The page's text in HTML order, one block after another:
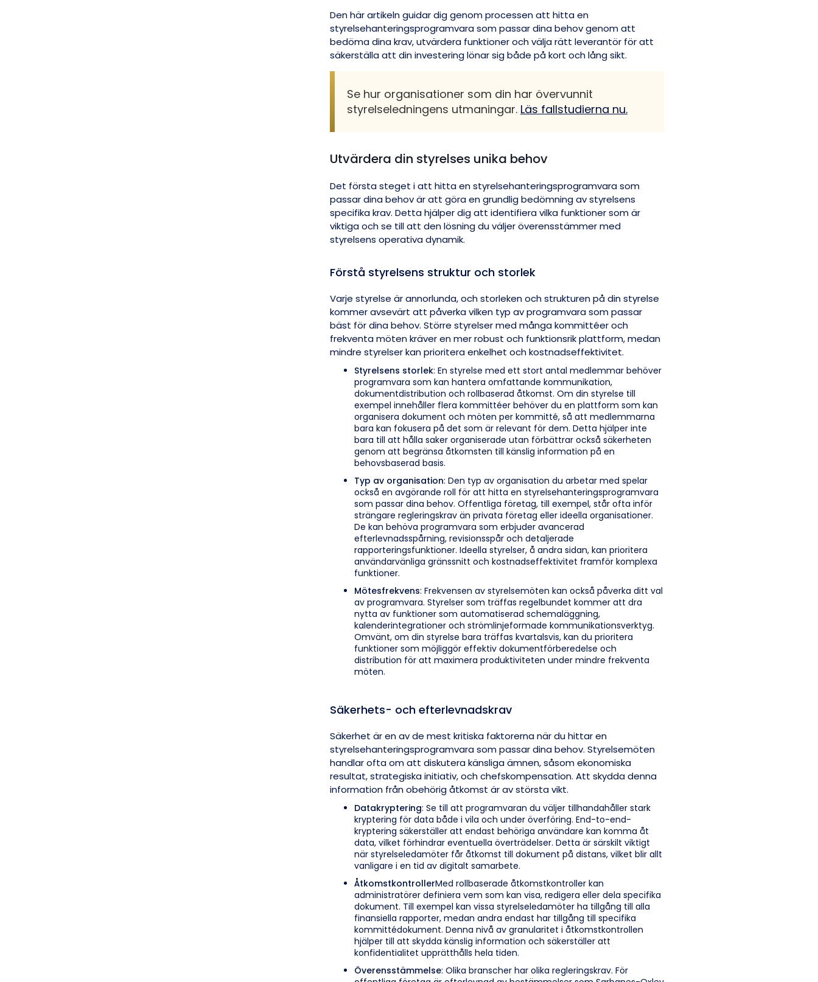
Den här artikeln guidar dig genom processen att hitta en
styrelsehanteringsprogramvara som passar dina behov genom att
bedöma dina krav, utvärdera funktioner och välja rätt leverantör för att
säkerställa att din investering lönar sig både på kort och lång sikt.
Se hur organisationer som din har övervunnit
styrelseledningens utmaningar. Läs fallstudierna nu.
Utvärdera din styrelses unika behov
Det första steget i att hitta en styrelsehanteringsprogramvara som
passar dina behov är att göra en grundlig bedömning av styrelsens
specifika krav. Detta hjälper dig att identifiera vilka funktioner som är
viktiga och se till att den lösning du väljer överensstämmer med
styrelsens operativa dynamik.
Förstå styrelsens struktur och storlek
Varje styrelse är annorlunda, och storleken och strukturen på din styrelse
kommer avsevärt att påverka vilken typ av programvara som passar
bäst för dina behov. Större styrelser med många kommittéer och
frekventa möten kräver en mer robust och funktionsrik plattform, medan
mindre styrelser kan prioritera enkelhet och kostnadseffektivitet.
Styrelsens storlek: En styrelse med ett stort antal medlemmar behöver
programvara som kan hantera omfattande kommunikation,
dokumentdistribution och rollbaserad åtkomst. Om din styrelse till
exempel innehåller flera kommittéer behöver du en plattform som kan
organisera dokument och möten per kommitté, så att medlemmarna
bara kan fokusera på det som är relevant för dem. Detta hjälper inte
bara till att hålla saker organiserade utan förbättrar också säkerheten
genom att begränsa åtkomsten till känslig information på en
behovsbaserad basis.
Typ av organisation: Den typ av organisation du arbetar med spelar
också en avgörande roll för att hitta en styrelsehanteringsprogramvara
som passar dina behov. Offentliga företag, till exempel, står ofta inför
strängare regleringskrav än privata företag eller ideella organisationer.
De kan behöva programvara som erbjuder avancerad
efterlevnadsspårning, revisionsspår och detaljerade
rapporteringsfunktioner. Ideella styrelser, å andra sidan, kan prioritera
användarvänliga gränssnitt och kostnadseffektivitet framför komplexa
funktioner.
Mötesfrekvens: Frekvensen av styrelsemöten kan också påverka ditt val
av programvara. Styrelser som träffas regelbundet kommer att dra
nytta av funktioner som automatiserad schemaläggning,
kalenderintegrationer och strömlinjeformade kommunikationsverktyg.
Omvänt, om din styrelse bara träffas kvartalsvis, kan du prioritera
funktioner som möjliggör effektiv dokumentförberedelse och
distribution för att maximera produktiviteten under mindre frekventa
möten.
Säkerhets- och efterlevnadskrav
Säkerhet är en av de mest kritiska faktorerna när du hittar en
styrelsehanteringsprogramvara som passar dina behov. Styrelsemöten
handlar ofta om att diskutera känsliga ämnen, såsom ekonomiska
resultat, strategiska initiativ, och chefskompensation. Att skydda denna
information från obehörig åtkomst är av största vikt.
Datakryptering: Se till att programvaran du väljer tillhandahåller stark
kryptering för data både i vila och under överföring. End-to-end-
kryptering säkerställer att endast behöriga användare kan komma åt
data, vilket förhindrar eventuella överträdelser. Detta är särskilt viktigt
när styrelseledamöter får åtkomst till dokument på distans, vilket blir allt
vanligare i en tid av digitalt samarbete.
ÅtkomstkontrollerMed rollbaserade åtkomstkontroller kan
administratörer definiera vem som kan visa, redigera eller dela specifika
dokument. Till exempel kan vissa styrelseledamöter ha tillgång till alla
finansiella rapporter, medan andra endast har tillgång till specifika
kommittédokument. Denna nivå av granularitet i åtkomstkontrollen
hjälper till att skydda känslig information och säkerställer att
konfidentialitet upprätthålls hela tiden.
Överensstämmelse: Olika branscher har olika regleringskrav. För